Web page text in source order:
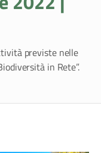
previste nelle
in Rete”.